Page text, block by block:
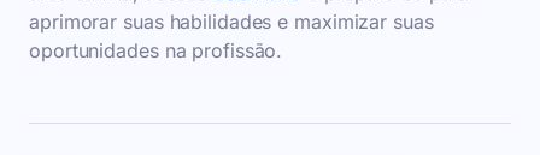
aprimorar suas habilidades e maximizar suas
oportunidades na profissão.